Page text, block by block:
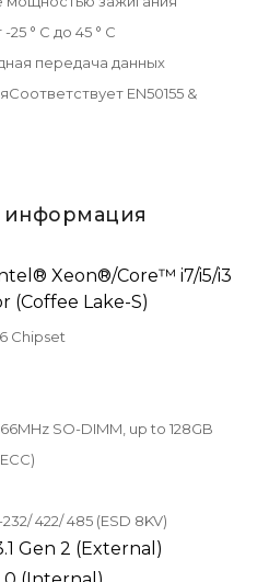
° C до 45 ° C
передача данных
EN50155 &
информация
Xeon®/Core™ i7/i5/i3
(Coffee Lake-S)
Chipset
SO-DIMM, up to 128GB
422/ 485 (ESD 8KV)
Gen 2 (External)